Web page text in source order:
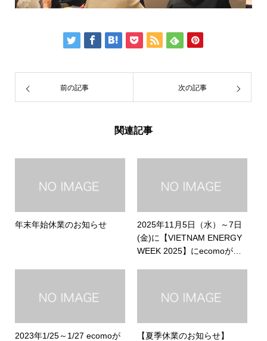
前の記事 次の記事
関連記事
年末年始休業のお知らせ
2025年11月5日（水）～7日
(金)に【VIETNAM ENERGY
WEEK 2025】にecomoが出
2023年1/25～1/27 ecomoが
【夏季休業のお知らせ】